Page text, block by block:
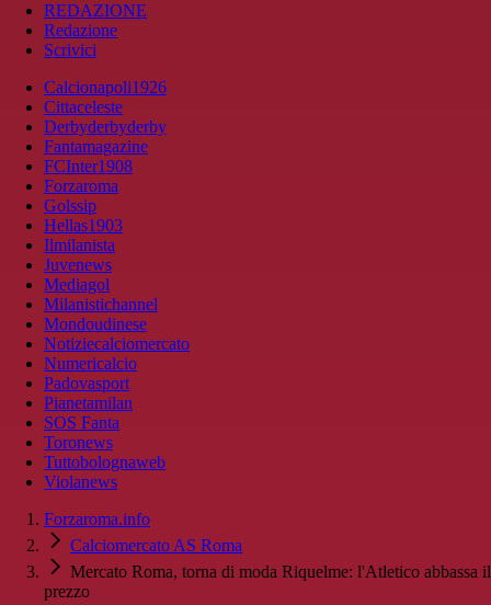
REDAZIONE
Redazione
Scrivici
Calcionapoli1926
Cittaceleste
Derbyderbyderby
Fantamagazine
FCInter1908
Forzaroma
Golssip
Hellas1903
Ilmilanista
Juvenews
Mediagol
Milanistichannel
Mondoudinese
Notiziecalciomercato
Numericalcio
Padovasport
Pianetamilan
SOS Fanta
Toronews
Tuttobolognaweb
Violanews
Forzaroma.info
Calciomercato AS Roma
Mercato Roma, torna di moda Riquelme: l'Atletico abbassa il
prezzo